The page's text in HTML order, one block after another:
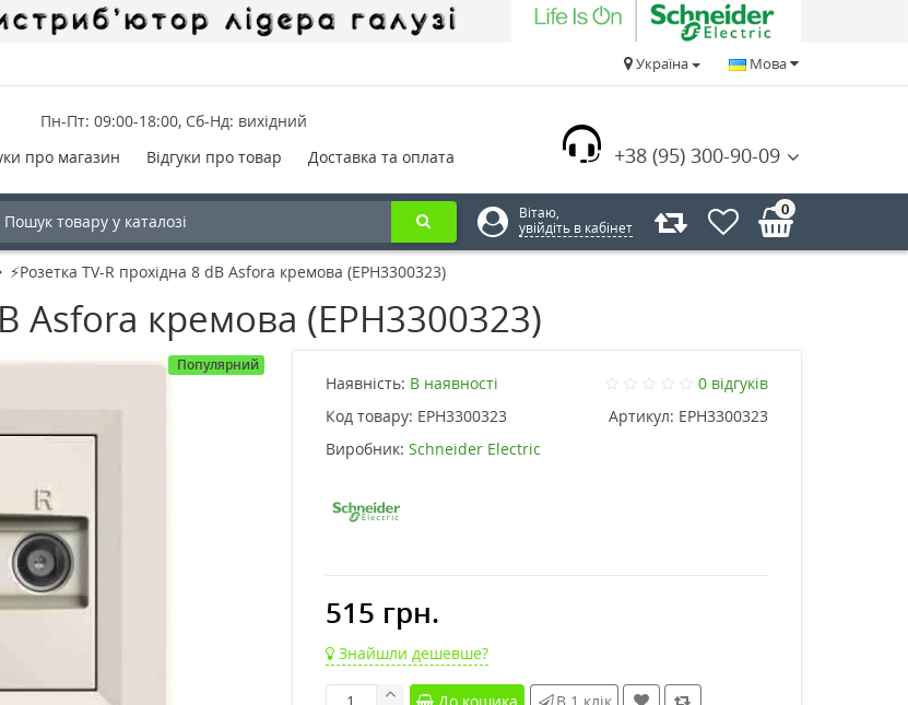
Мова
Україна
+38 (95) 300-90-09
Пн-Пт: 09:00-18:00, Сб-Нд: вихідний
про магазин Відгуки про товар Доставка та оплата
Вітаю,
увійдіть в кабінет
0
⚡Розетка TV-R прохідна 8 dB Asfora кремова (EPH3300323)
Asfora кремова (EPH3300323)
Популярний
Наявність: В наявності
0 відгуків
Код товару: EPH3300323 Артикул: EPH3300323
Виробник: Schneider Electric
515 грн.
Знайшли дешевше?
До кошика В 1 клік